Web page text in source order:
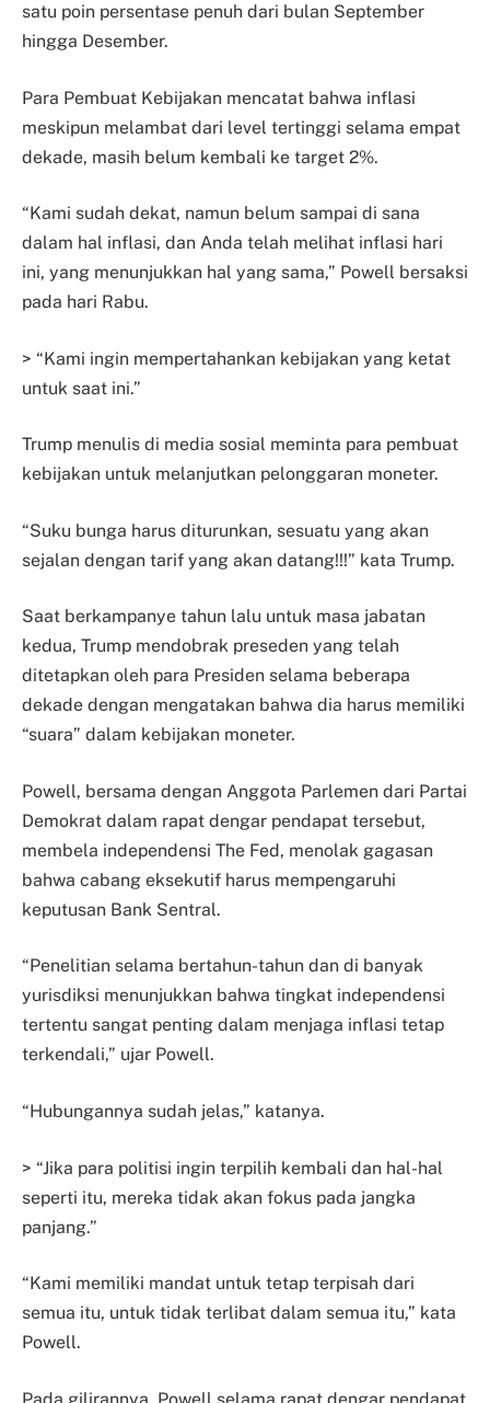
satu poin persentase penuh dari bulan September
hingga Desember.
Para Pembuat Kebijakan mencatat bahwa inflasi
meskipun melambat dari level tertinggi selama empat
dekade, masih belum kembali ke target 2%.
“Kami sudah dekat, namun belum sampai di sana
dalam hal inflasi, dan Anda telah melihat inflasi hari
ini, yang menunjukkan hal yang sama,” Powell bersaksi
pada hari Rabu.
> “Kami ingin mempertahankan kebijakan yang ketat
untuk saat ini.”
Trump menulis di media sosial meminta para pembuat
kebijakan untuk melanjutkan pelonggaran moneter.
“Suku bunga harus diturunkan, sesuatu yang akan
sejalan dengan tarif yang akan datang!!!” kata Trump.
Saat berkampanye tahun lalu untuk masa jabatan
kedua, Trump mendobrak preseden yang telah
ditetapkan oleh para Presiden selama beberapa
dekade dengan mengatakan bahwa dia harus memiliki
“suara” dalam kebijakan moneter.
Powell, bersama dengan Anggota Parlemen dari Partai
Demokrat dalam rapat dengar pendapat tersebut,
membela independensi The Fed, menolak gagasan
bahwa cabang eksekutif harus mempengaruhi
keputusan Bank Sentral.
“Penelitian selama bertahun-tahun dan di banyak
yurisdiksi menunjukkan bahwa tingkat independensi
tertentu sangat penting dalam menjaga inflasi tetap
terkendali,” ujar Powell.
“Hubungannya sudah jelas,” katanya.
> “Jika para politisi ingin terpilih kembali dan hal-hal
seperti itu, mereka tidak akan fokus pada jangka
panjang.”
“Kami memiliki mandat untuk tetap terpisah dari
semua itu, untuk tidak terlibat dalam semua itu,” kata
Powell.
Pada gilirannya, Powell selama rapat dengar pendapat